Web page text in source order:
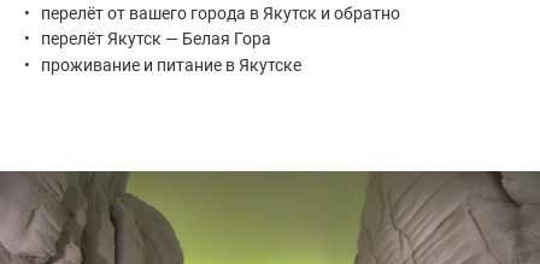
перелёт от вашего города в Якутск и обратно
перелёт Якутск — Белая Гора
проживание и питание в Якутске